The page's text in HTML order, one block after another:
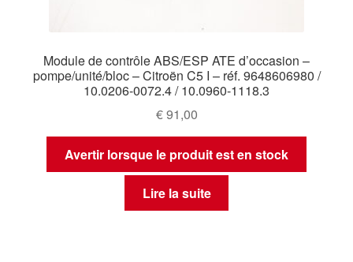
Module de contrôle ABS/ESP ATE d’occasion –
pompe/unité/bloc – Citroën C5 I – réf. 9648606980 /
10.0206-0072.4 / 10.0960-1118.3
€91,00
Avertir lorsque le produit est en stock
Lire la suite